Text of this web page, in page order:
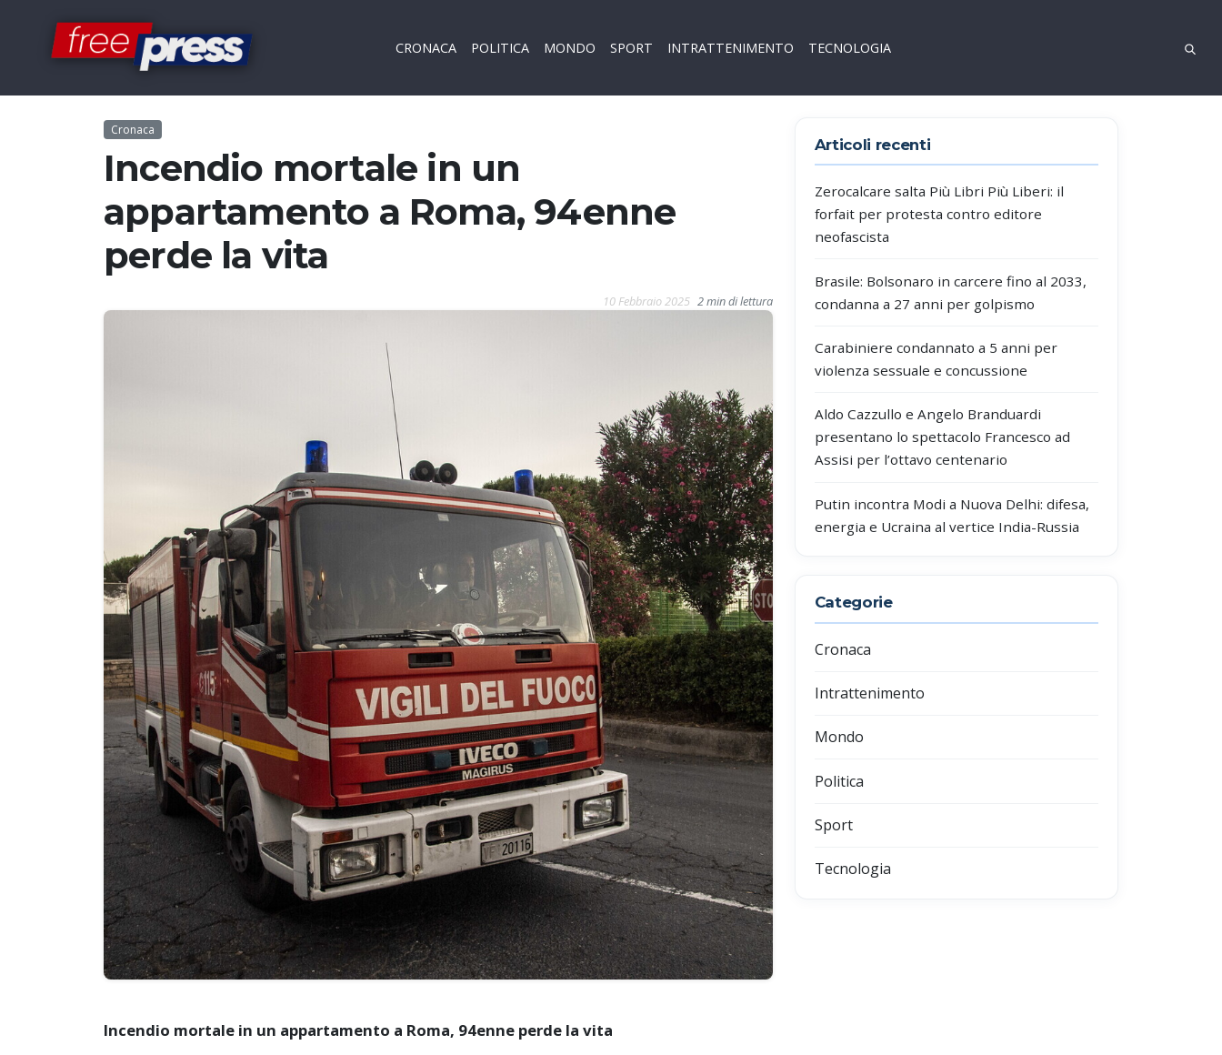
CRONACA POLITICA MONDO SPORT INTRATTENIMENTO TECNOLOGIA
Cronaca
Incendio mortale in un
appartamento a Roma, 94enne
perde la vita
10 Febbraio 2025 2 min di lettura
Incendio mortale in un appartamento a Roma, 94enne perde la vita
Articoli recenti
Zerocalcare salta Più Libri Più Liberi: il
forfait per protesta contro editore
neofascista
Brasile: Bolsonaro in carcere fino al 2033,
condanna a 27 anni per golpismo
Carabiniere condannato a 5 anni per
violenza sessuale e concussione
Aldo Cazzullo e Angelo Branduardi
presentano lo spettacolo Francesco ad
Assisi per l’ottavo centenario
Putin incontra Modi a Nuova Delhi: difesa,
energia e Ucraina al vertice India-Russia
Categorie
Cronaca
Intrattenimento
Mondo
Politica
Sport
Tecnologia